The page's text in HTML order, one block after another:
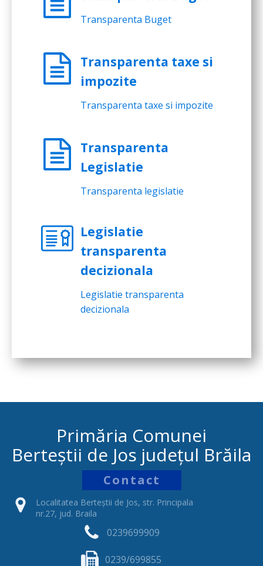
Transparenta Buget
Transparenta taxe si
impozite
Transparenta taxe si impozite
Transparenta
Legislatie
Transparenta legislatie
Legislatie
transparenta
decizionala
Legislatie transparenta
decizionala
Primăria Comunei
Berteștii de Jos județul Brăila
Contact
Localitatea Berteștii de Jos, str. Principala
nr.27, jud. Braila
0239699909
0239/699855